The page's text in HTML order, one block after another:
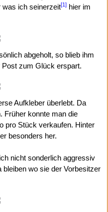
was ich seinerzeit[1] hier im
abgeholt, so blieb ihm
zum Glück erspart.
Aufkleber überlebt. Da
Früher konnte man die
pro Stück verkaufen. Hinter
besonders her.
nicht sonderlich aggressiv
wo sie der Vorbesitzer